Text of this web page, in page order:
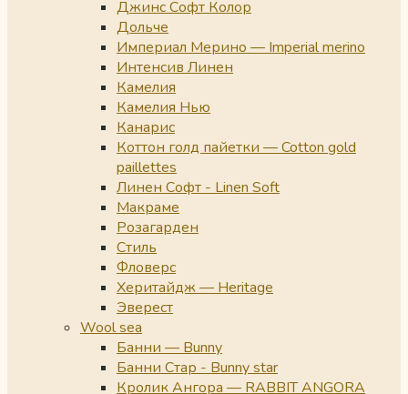
Джинс Софт Колор
Дольче
Империал Мерино — Imperial merino
Интенсив Линен
Камелия
Камелия Нью
Канарис
Коттон голд пайетки — Cotton gold
paillettes
Линен Софт - Linen Soft
Макраме
Розагарден
Стиль
Фловерс
Херитайдж — Heritage
Эверест
Wool sea
Банни — Bunny
Банни Стар - Bunny star
Кролик Ангора — RABBIT ANGORA